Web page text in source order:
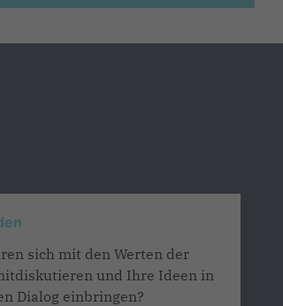
sich mit den Werten der
und Ihre Ideen in
Dialog einbringen?